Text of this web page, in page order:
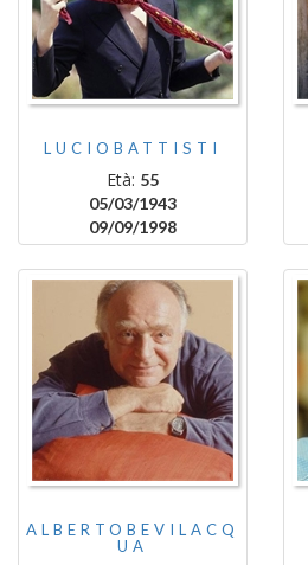
LUCIOBATTISTI
Età: 55
05/03/1943
09/09/1998
ALBERTOBEVILACQ
UA